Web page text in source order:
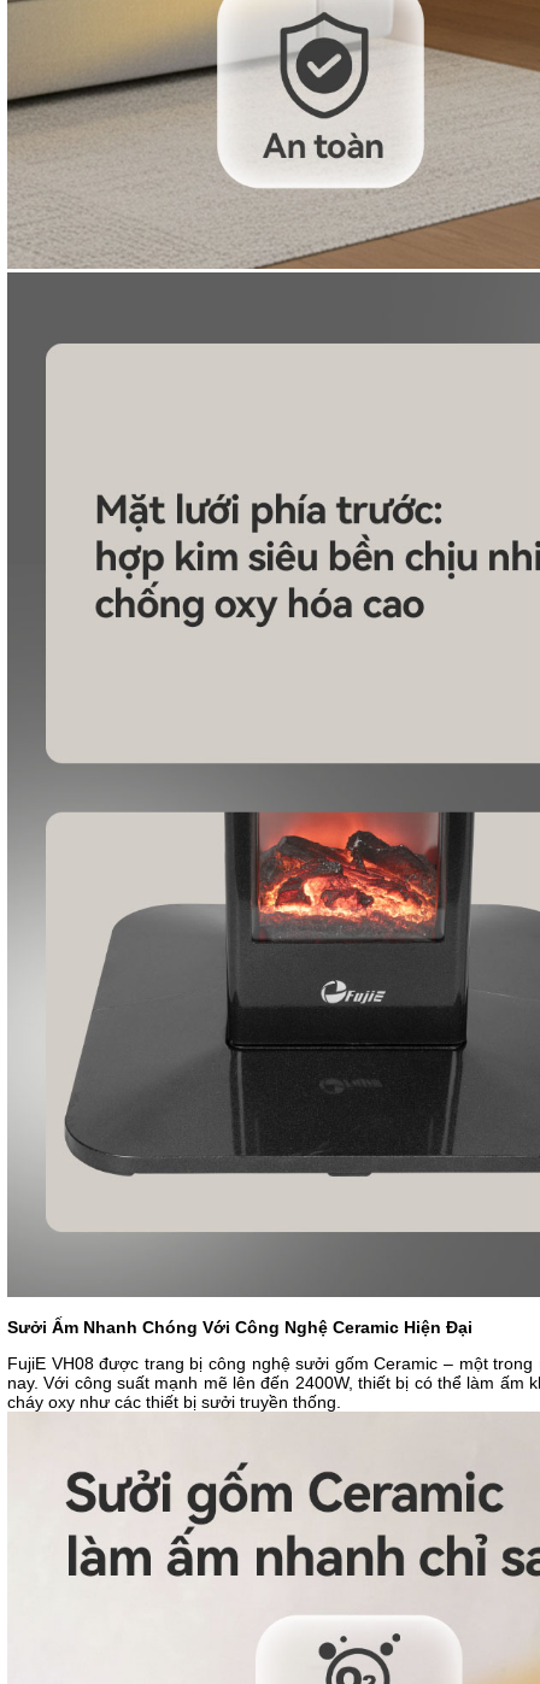
Sưởi Ấm Nhanh Chóng Với Công Nghệ Ceramic Hiện Đại
FujiE VH08 được trang bị công nghệ sưởi gốm Ceramic – một
nay. Với công suất mạnh mẽ lên đến 2400W, thiết bị có thể làm
cháy oxy như các thiết bị sưởi truyền thống.